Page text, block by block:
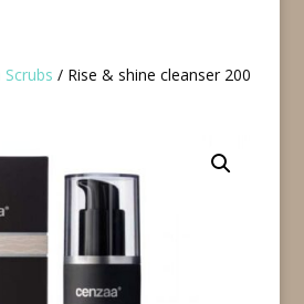
Scrubs / Rise & shine cleanser 200